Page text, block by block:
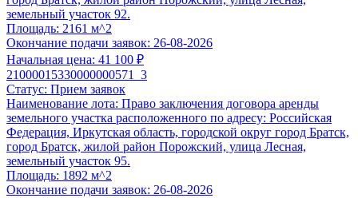
земельный участок 92.
Площадь: 2161 м^2
Окончание подачи заявок: 26-08-2026
Начальная цена: 41 100 ₽
21000015330000000571_3
Статус: Прием заявок
Наименование лота: Право заключения договора аренды
земельного участка расположенного по адресу: Российская
Федерация, Иркутская область, городской округ город Братск,
город Братск, жилой район Порожский, улица Лесная,
земельный участок 95.
Площадь: 1892 м^2
Окончание подачи заявок: 26-08-2026